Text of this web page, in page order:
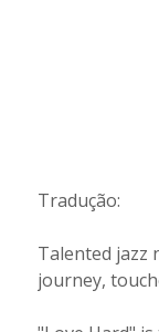
Tradução:
Talented jazz
journey,